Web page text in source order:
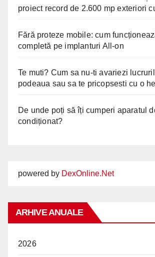
proiect record de 2.600 mp exteriori
Fără proteze mobile: cum
completă pe implanturi All-on
Te muti? Cum sa nu-ti avariezi
podeaua sau sa te pricopsesti cu o
De unde poți să îți cumperi aparatul
condiționat?
powered by DexOnline.Net
ARHIVE ANUALE
2026